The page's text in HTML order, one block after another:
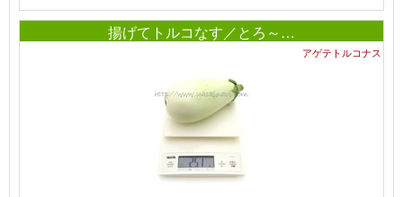
揚げてトルコなす／とろ～…
アゲテトルコナス